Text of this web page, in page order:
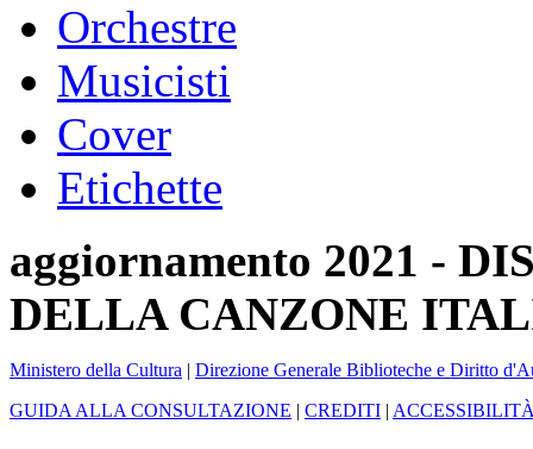
Orchestre
Musicisti
Cover
Etichette
aggiornamento 2021 -
DELLA CANZONE
Ministero della Cultura | Direzione Generale Biblioteche e Diritto
GUIDA ALLA CONSULTAZIONE | CREDITI |